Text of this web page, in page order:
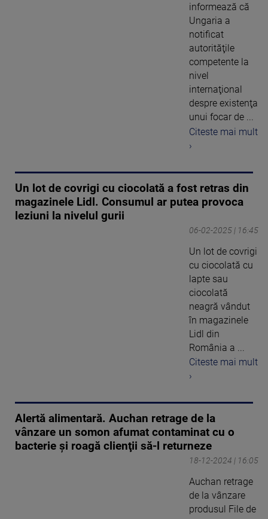
informează că
Ungaria a
notificat
autorităţile
competente la
nivel
internaţional
despre existenţa
unui focar de ...
Citeste mai mult
›
Un lot de covrigi cu ciocolată a fost retras din
magazinele Lidl. Consumul ar putea provoca
leziuni la nivelul gurii
06-02-2025 | 16:45
Un lot de covrigi
cu ciocolată cu
lapte sau
ciocolată
neagră vândut
în magazinele
Lidl din
România a ...
Citeste mai mult
›
Alertă alimentară. Auchan retrage de la
vânzare un somon afumat contaminat cu o
bacterie şi roagă clienţii să-l returneze
18-12-2024 | 16:05
Auchan retrage
de la vânzare
produsul File de